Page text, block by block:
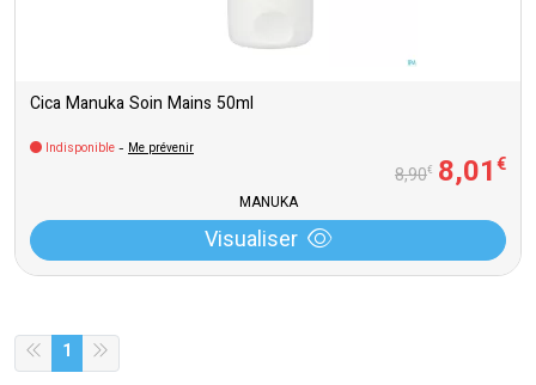
Cica Manuka Soin Mains 50ml
Indisponible - Me prévenir
8,90€ 8,01€
MANUKA
Visualiser
1